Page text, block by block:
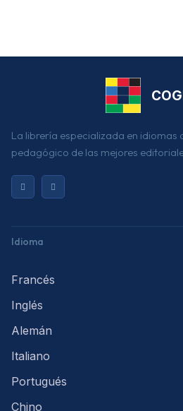
La librería especializada en idiomas
pedagógico de las mejores
Idioma
Francés
Inglés
Alemán
Italiano
Portugués
Chino